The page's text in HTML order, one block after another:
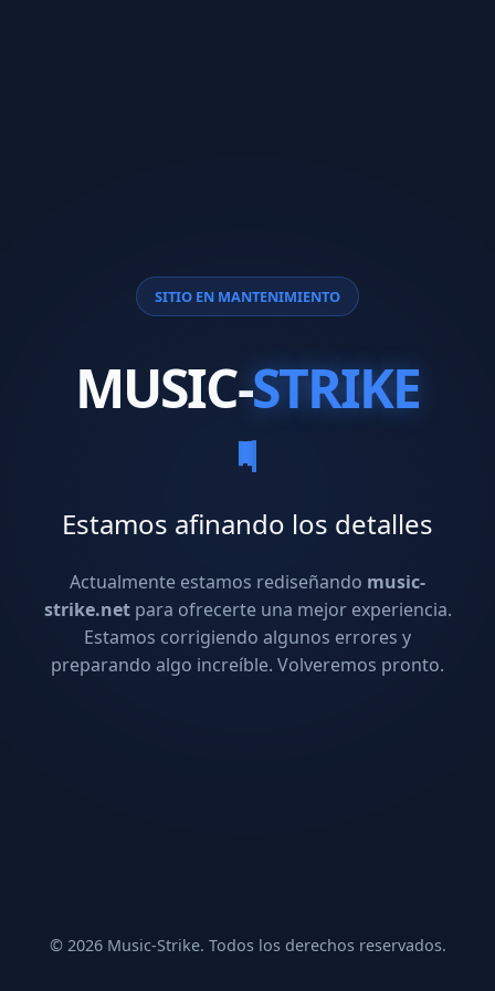
SITIO EN MANTENIMIENTO
MUSIC-STRIKE
Estamos afinando los detalles
Actualmente estamos rediseñando music-
strike.netpara ofrecerte una mejor experiencia.
Estamos corrigiendo algunos errores y
preparando algo increíble. Volveremos pronto.
© 2026 Music-Strike. Todos los derechos reservados.